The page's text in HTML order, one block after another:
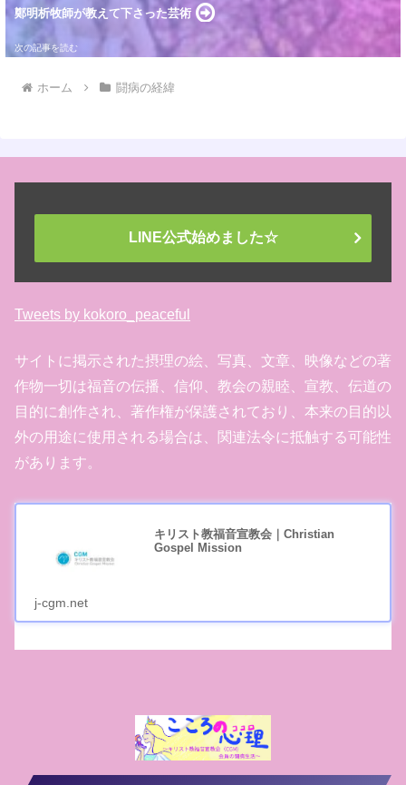
鄭明析牧師が教えて下さった芸術
ホーム 闘病の経緯
LINE公式始めました☆
Tweets by kokoro_peaceful
サイトに掲示された摂理の絵、写真、文章、映像などの著
作物一切は福音の伝播、信仰、教会の親睦、宣教、伝道の
目的に創作され、著作権が保護されており、本来の目的以
外の用途に使用される場合は、関連法令に抵触する可能性
があります。
キリスト教福音宣教会｜Christian
Gospel Mission
j-cgm.net